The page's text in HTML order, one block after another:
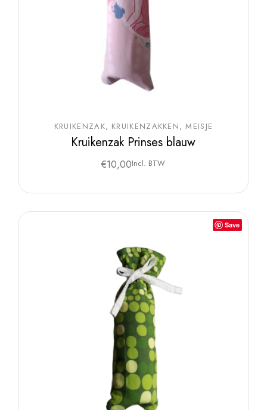
KRUIKENZAK KRUIKENZAKKEN MEISJE
Kruikenzak Prinses blauw
€10,00Incl. BTW
Save